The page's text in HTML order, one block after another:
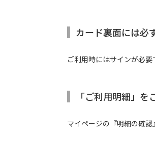
カード裏面には必
ご利用時にはサインが必
「ご利用明細」を
マイページの『明細の確